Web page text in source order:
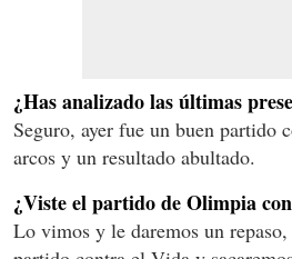
¿Has analizado las últimas
Seguro, ayer fue un buen partido
arcos y un resultado abultado.
¿Viste el partido de Olimpia
Lo vimos y le daremos un